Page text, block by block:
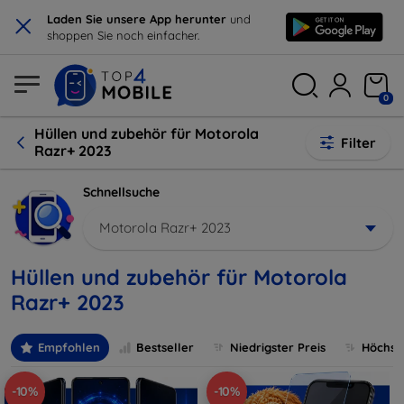
× Laden Sie unsere App herunter und
shoppen Sie noch einfacher.
0
Hüllen und zubehör für Motorola
Razr+ 2023
Filter
Schnellsuche
Motorola Razr+ 2023
Hüllen und zubehör für Motorola
Razr+ 2023
Empfohlen Bestseller Niedrigster Preis
-10% -10%